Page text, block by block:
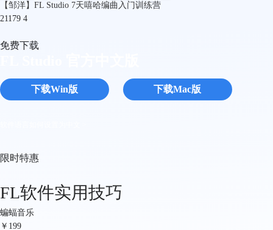
【邹洋】FL Studio 7天嘻哈编曲入门训练营
21179 4
免费下载
下载Win版 下载Mac版
限时特惠
FL软件实用技巧
蝙蝠音乐
￥ 199